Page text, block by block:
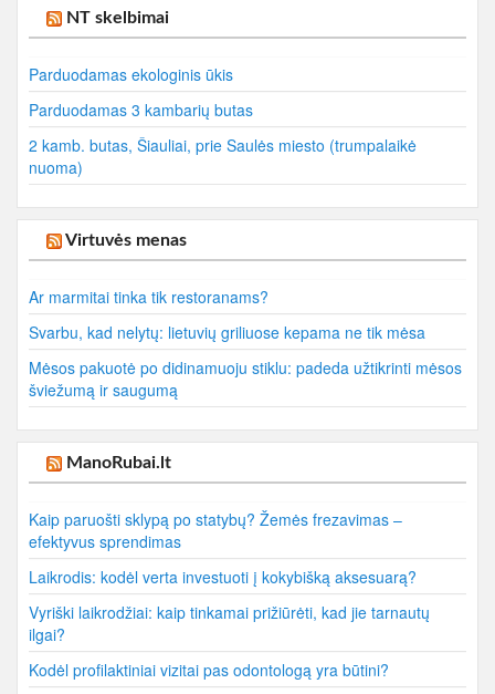
NT skelbimai
Parduodamas ekologinis ūkis
Parduodamas 3 kambarių butas
2 kamb. butas, Šiauliai, prie Saulės miesto (trumpalaikė
nuoma)
Virtuvės menas
Ar marmitai tinka tik restoranams?
Svarbu, kad nelytų: lietuvių griliuose kepama ne tik mėsa
Mėsos pakuotė po didinamuoju stiklu: padeda užtikrinti mėsos
šviežumą ir saugumą
ManoRubai.lt
Kaip paruošti sklypą po statybų? Žemės frezavimas –
efektyvus sprendimas
Laikrodis: kodėl verta investuoti į kokybišką aksesuarą?
Vyriški laikrodžiai: kaip tinkamai prižiūrėti, kad jie tarnautų
ilgai?
Kodėl profilaktiniai vizitai pas odontologą yra būtini?